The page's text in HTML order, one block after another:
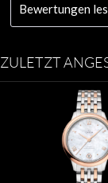
Bewertungen
ZULETZT